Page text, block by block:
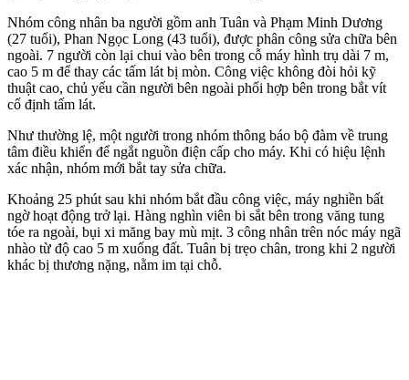
Nhóm công nhân ba người gồm anh Tuân và Phạm Minh Dương
(27 tuổi), Phan Ngọc Long (43 tuổi), được phân công sửa chữa bên
ngoài. 7 người còn lại chui vào bên trong cỗ máy hình trụ dài 7 m,
cao 5 m để thay các tấm lát bị mòn. Công việc không đòi hỏi kỹ
thuật cao, chủ yếu cần người bên ngoài phối hợp bên trong bắt vít
cố định tấm lát.
Như thường lệ, một người trong nhóm thông báo bộ đàm về trung
tâm điều khiển để ngắt nguồn điện cấp cho máy. Khi có hiệu lệnh
xác nhận, nhóm mới bắt tay sửa chữa.
Khoảng 25 phút sau khi nhóm bắt đầu công việc, máy nghiền bất
ngờ hoạt động trở lại. Hàng nghìn viên bi sắt bên trong văng tung
tóe ra ngoài, bụi xi măng bay mù mịt. 3 công nhân trên nóc máy ngã
nhào từ độ cao 5 m xuống đất. Tuân bị trẹo chân, trong khi 2 người
khác bị thương nặng, nằm im tại chỗ.